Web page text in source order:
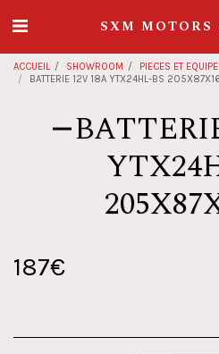
SXM MOTORS
ACCUEIL SHOWROOM PIECES ET
BATTERIE 12V 18A YTX24HL-BS
187€